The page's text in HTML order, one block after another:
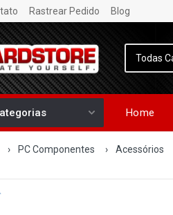
Rastrear Pedido Blog
Home
› PC Componentes › Acessórios